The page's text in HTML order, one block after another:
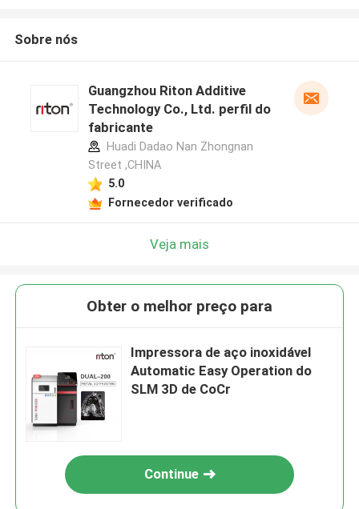
Sobre nós
Guangzhou Riton Additive
Technology Co., Ltd. perfil do
fabricante
Huadi Dadao Nan Zhongnan
Street ,CHINA
5.0
Fornecedor verificado
Veja mais
Obter o melhor preço para
Impressora de aço inoxidável
Automatic Easy Operation do
SLM 3D de CoCr
Continue